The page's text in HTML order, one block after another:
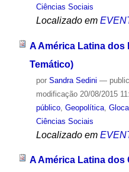
Ciências Sociais
Localizado em
A América Latina
Temático)
por Sandra Sedini —
modificação20/08/2015
público, Geopolítica,
Ciências Sociais
Localizado em
A América Latina